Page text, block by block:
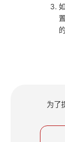
为了